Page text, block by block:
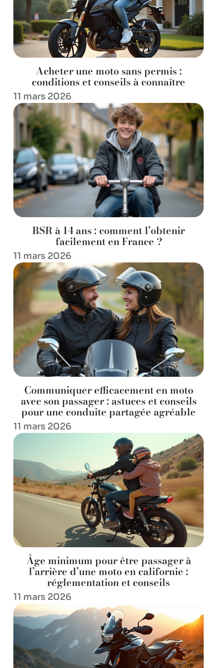
Acheter une moto sans permis :
conditions et conseils à connaître
11 mars 2026
BSR à 14 ans : comment l’obtenir
facilement en France ?
11 mars 2026
Communiquer efficacement en moto
avec son passager : astuces et conseils
pour une conduite partagée agréable
11 mars 2026
Âge minimum pour être passager à
l’arrière d’une moto en californie :
réglementation et conseils
11 mars 2026